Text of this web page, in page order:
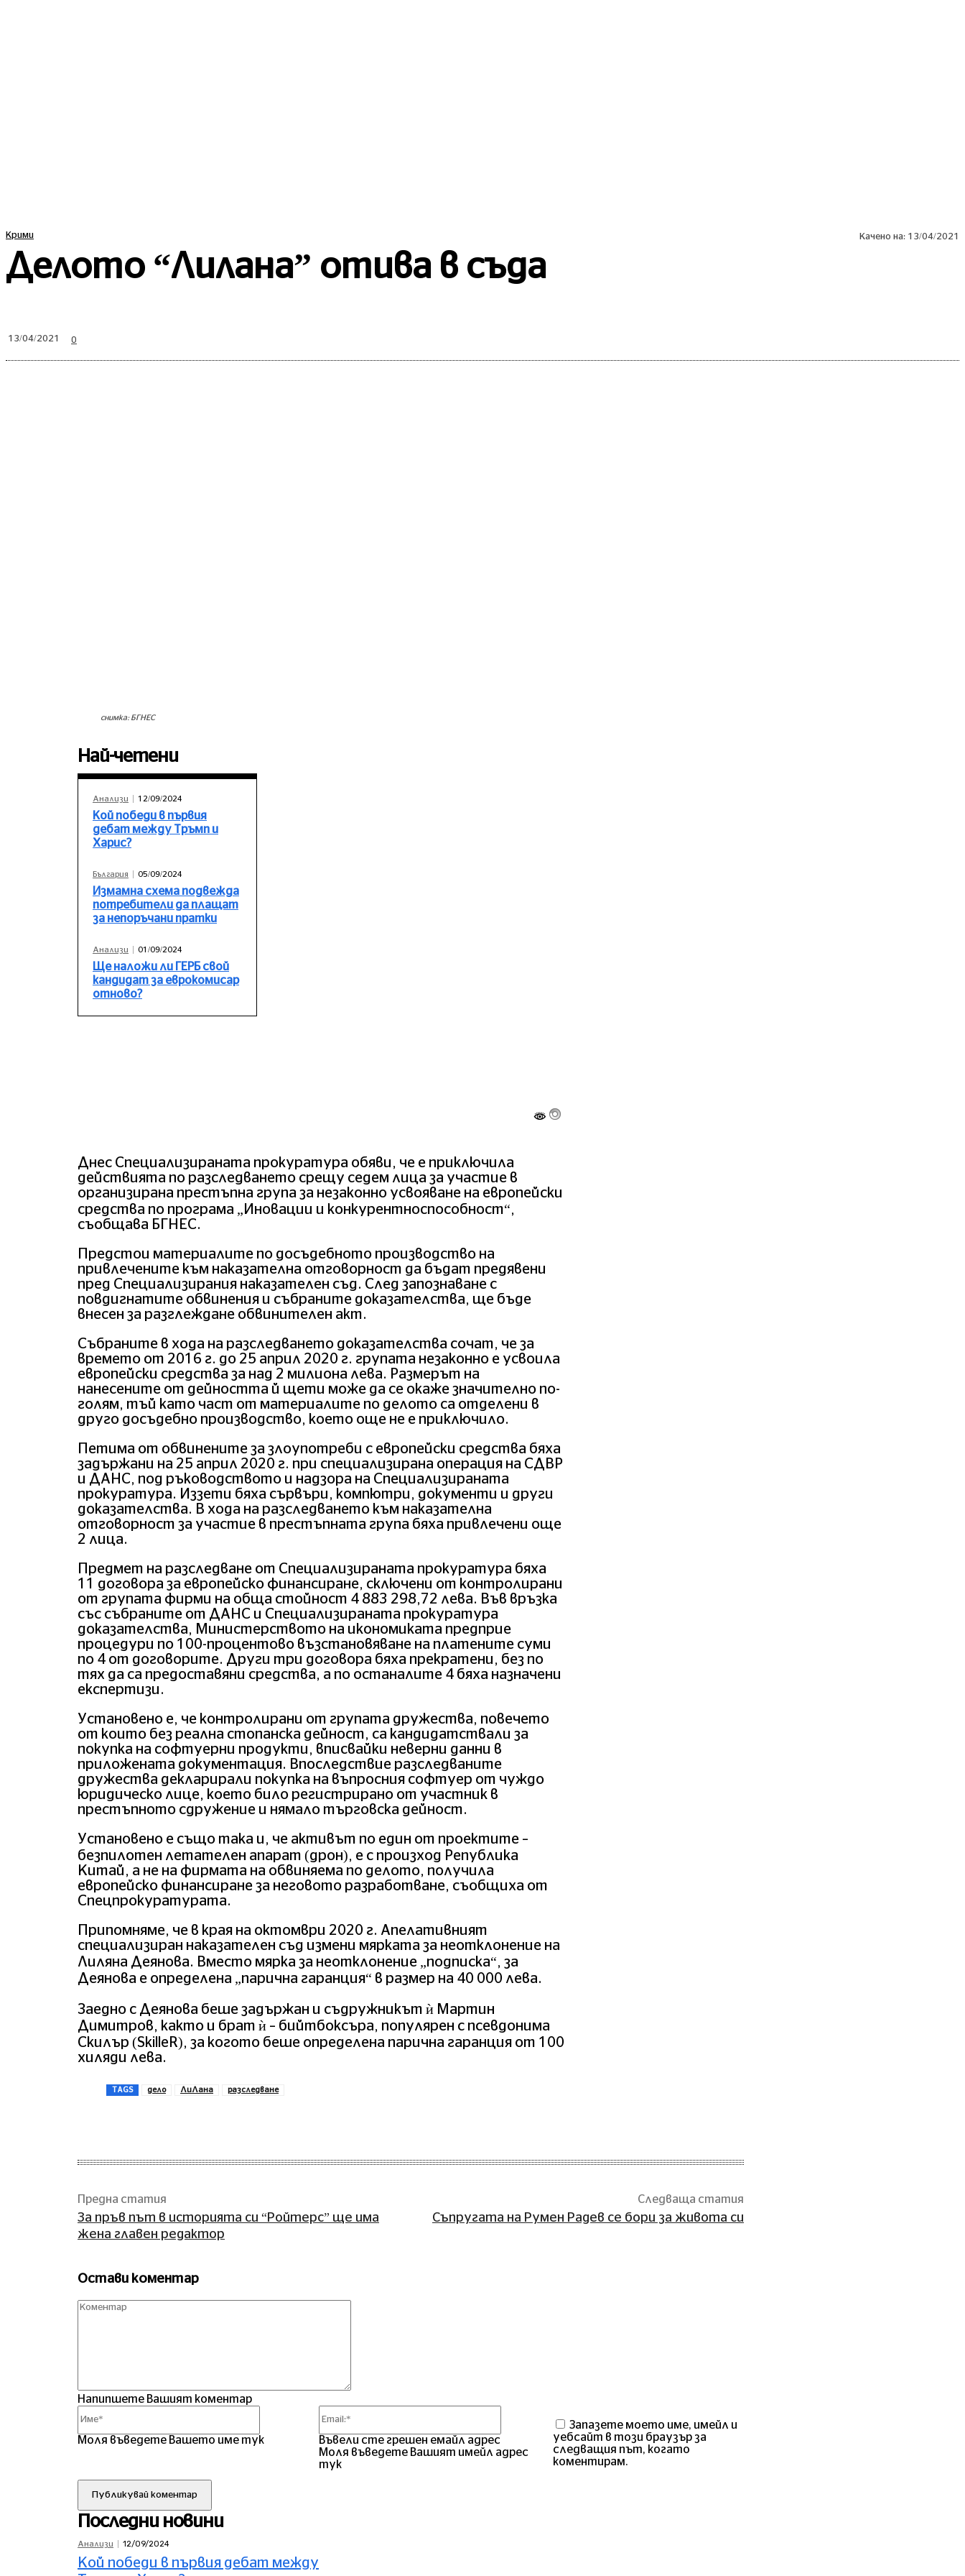
Крими Качено на: 13/04/2021
Делото “Лилана” отива в съда
13/04/2021 0
снимка: БГНЕС
Най-четени
Анализи 12/09/2024
Кой победи в първия
дебат между Тръмп и
Харис?
България 05/09/2024
Измамна схема подвежда
потребители да плащат
за непоръчани пратки
Анализи 01/09/2024
Ще наложи ли ГЕРБ свой
кандидат за еврокомисар
отново?
Днес Специализираната прокуратура обяви, че е приключила
действията по разследването срещу седем лица за участие в
организирана престъпна група за незаконно усвояване на европейски
средства по програма „Иновации и конкурентноспособност“,
съобщава БГНЕС.
Предстои материалите по досъдебното производство на
привлечените към наказателна отговорност да бъдат предявени
пред Специализирания наказателен съд. След запознаване с
повдигнатите обвинения и събраните доказателства, ще бъде
внесен за разглеждане обвинителен акт.
Събраните в хода на разследването доказателства сочат, че за
времето от 2016 г. до 25 април 2020 г. групата незаконно е усвоила
европейски средства за над 2 милиона лева. Размерът на
нанесените от дейността й щети може да се окаже значително по-
голям, тъй като част от материалите по делото са отделени в
друго досъдебно производство, което още не е приключило.
Петима от обвинените за злоупотреби с европейски средства бяха
задържани на 25 април 2020 г. при специализирана операция на СДВР
и ДАНС, под ръководството и надзора на Специализираната
прокуратура. Иззети бяха сървъри, компютри, документи и други
доказателства. В хода на разследването към наказателна
отговорност за участие в престъпната група бяха привлечени още
2 лица.
Предмет на разследване от Специализираната прокуратура бяха
11 договора за европейско финансиране, сключени от контролирани
от групата фирми на обща стойност 4 883 298,72 лева. Във връзка
със събраните от ДАНС и Специализираната прокуратура
доказателства, Министерството на икономиката предприе
процедури по 100-процентово възстановяване на платените суми
по 4 от договорите. Други три договора бяха прекратени, без по
тях да са предоставяни средства, а по останалите 4 бяха назначени
експертизи.
Установено е, че контролирани от групата дружества, повечето
от които без реална стопанска дейност, са кандидатствали за
покупка на софтуерни продукти, вписвайки неверни данни в
приложената документация. Впоследствие разследваните
дружества декларирали покупка на въпросния софтуер от чуждо
юридическо лице, което било регистрирано от участник в
престъпното сдружение и нямало търговска дейност.
Установено е също така и, че активът по един от проектите –
безпилотен летателен апарат (дрон), е с произход Република
Китай, а не на фирмата на обвиняема по делото, получила
европейско финансиране за неговото разработване, съобщиха от
Спецпрокуратурата.
Припомняме, че в края на октомври 2020 г. Апелативният
специализиран наказателен съд измени мярката за неотклонение на
Лиляна Деянова. Вместо мярка за неотклонение „подписка“, за
Деянова е определена „парична гаранция“ в размер на 40 000 лева.
Заедно с Деянова беше задържан и съдружникът ѝ Мартин
Димитров, както и брат ѝ – бийтбоксъра, популярен с псевдонима
Скилър (SkilleR), за когото беше определена парична гаранция от 100
хиляди лева.
TAGS дело ЛиЛана разследване
Предна статия
За пръв път в историята си “Ройтерс” ще има
жена главен редактор
Следваща статия
Съпругата на Румен Радев се бори за живота си
Остави коментар
Напипшете Вашият коментар
Моля въведете Вашето име тук
Въвели сте грешен емайл адрес
Моля въведете Вашият имейл адрес
тук
Запазете моето име, имейл и
уебсайт в този браузър за
следващия път, когато
коментирам.
Последни новини
Анализи 12/09/2024
Кой победи в първия дебат между